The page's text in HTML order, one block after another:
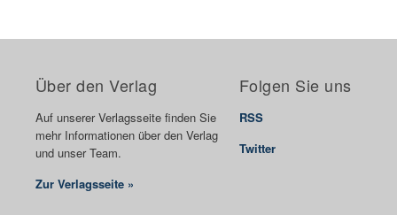
Über den Verlag
Auf unserer Verlagsseite finden Sie
mehr Informationen über den Verlag
und unser Team.
Zur Verlagsseite »
Folgen Sie uns
RSS
Twitter